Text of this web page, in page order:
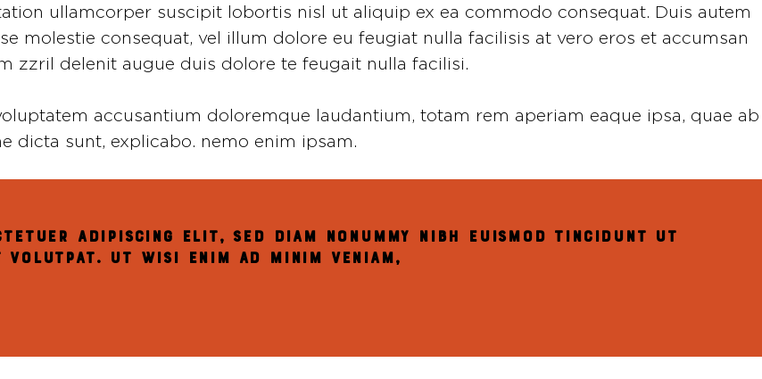
ullamcorper suscipit lobortis nisl ut aliquip ex ea commodo consequat. Duis autem
molestie consequat, vel illum dolore eu feugiat nulla facilisis at vero eros et accumsan
zzril delenit augue duis dolore te feugait nulla facilisi.
accusantium doloremque laudantium, totam rem aperiam eaque ipsa, quae ab
dicta sunt, explicabo. nemo enim ipsam.
adipiscing elit, sed diam nonummy nibh euismod tincidunt ut
Ut wisi enim ad minim veniam,